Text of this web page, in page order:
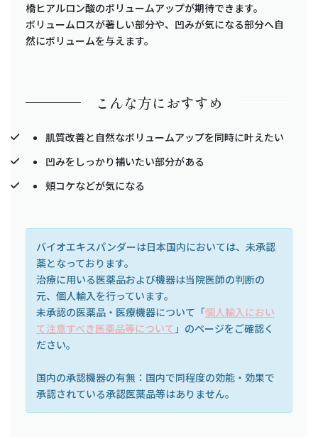
橋ヒアルロン酸のボリュームアップが期待できます。
ボリュームロスが著しい部分や、凹みが気になる部分へ自
然にボリュームを与えます。
こんな方におすすめ
肌質改善と自然なボリュームアップを同時に叶えたい
凹みをしっかり補いたい部分がある
頬コケなどが気になる
バイオエキスパンダーは日本国内においては、未承認
薬となっております。
治療に用いる医薬品および機器は当院医師の判断の
元、個人輸入を行っています。
未承認の医薬品・医療機器について「個人輸入におい
て注意すべき医薬品等について 」のページをご確認く
ださい。
国内の承認機器の有無：国内で同程度の効能・効果で
承認されている承認医薬品等はありません。